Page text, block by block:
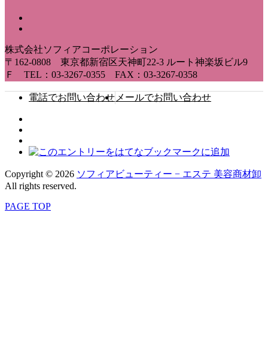
株式会社ソフィアコーポレーション
〒162-0808 東京都新宿区天神町22-3 ルート神楽坂ビル9
Ｆ TEL：03-3267-0355 FAX：03-3267-0358
電話でお問い合わせ メールでお問い合わせ
Copyright © 2026 ソフィアビューティー − エステ 美容商材卸
All rights reserved.
PAGE TOP